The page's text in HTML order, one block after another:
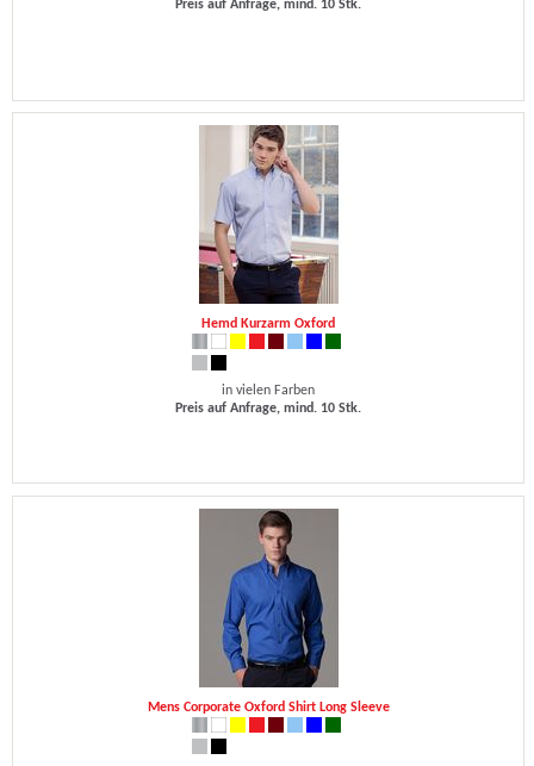
Preis auf Anfrage, mind. 10 Stk.
Hemd Kurzarm Oxford
in vielen Farben
Preis auf Anfrage, mind. 10 Stk.
Mens Corporate Oxford Shirt Long Sleeve